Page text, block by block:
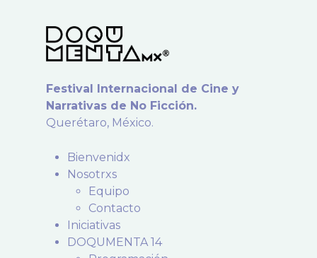
Festival Internacional de Cine y
Narrativas de No Ficción.
Querétaro, México.
Bienvenidx
Nosotrxs
Equipo
Contacto
Iniciativas
DOQUMENTA 14